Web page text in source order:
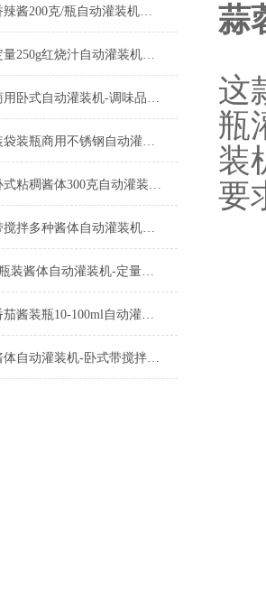
酱体香辣酱200克/瓶自动灌装机工厂生产
酱体定量250g红烧汁自动灌装机产品简介
酱体商用卧式自动灌装机-调味品称重机产品简介
酱体装袋装瓶商用不锈钢自动灌装机特点
商用卧式粘稠酱体300克自动灌装机简介
气动带搅拌多种酱体自动灌装机厂家定制
300ml瓶装酱体自动灌装机-定量灌装设备
酱体番茄酱装瓶10-100ml自动灌装机功能介绍
瓶装酱体自动灌装机-卧式带搅拌酱料称重设备
蒜
这
瓶
装
要